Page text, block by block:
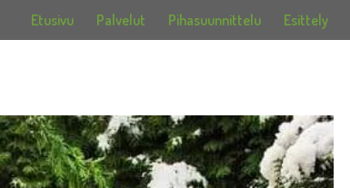
Etusivu Palvelut Pihasuunnittelu Esittely